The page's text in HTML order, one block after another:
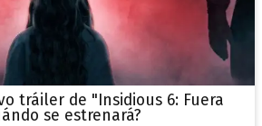
tráiler de "Insidious 6: Fuera
se estrenará?